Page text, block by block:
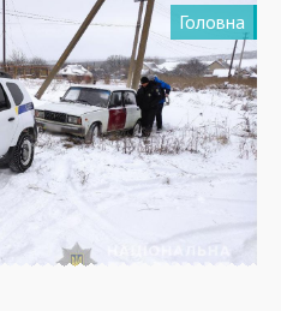
Головна